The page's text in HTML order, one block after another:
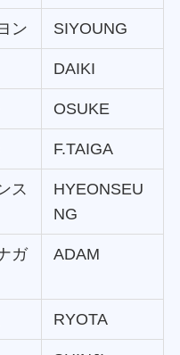
ン SIYOUNG
DAIKI
OSUKE
F.TAIGA
ス
HYEONSEU
NG
ガ
ADAM
RYOTA